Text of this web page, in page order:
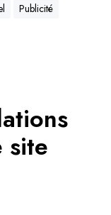
Publicité
site